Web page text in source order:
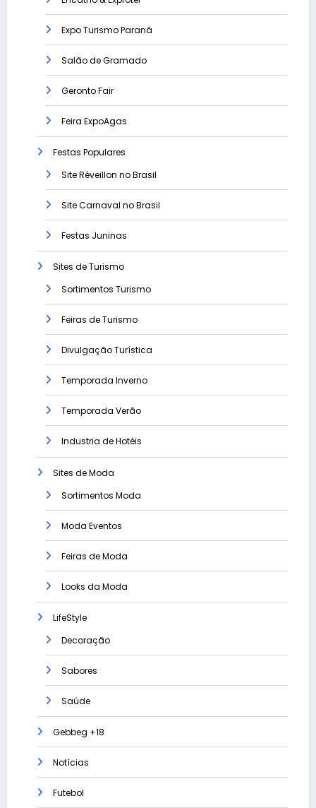
Expo Turismo Paraná
Salão de Gramado
Geronto Fair
Feira ExpoAgas
Festas Populares
Site Réveillon no Brasil
Site Carnaval no Brasil
Festas Juninas
Sites de Turismo
Sortimentos Turismo
Feiras de Turismo
Divulgação Turística
Temporada Inverno
Temporada Verão
Industria de Hotéis
Sites de Moda
Sortimentos Moda
Moda Eventos
Feiras de Moda
Looks da Moda
LifeStyle
Decoração
Sabores
Saúde
Gebbeg +18
Notícias
Futebol